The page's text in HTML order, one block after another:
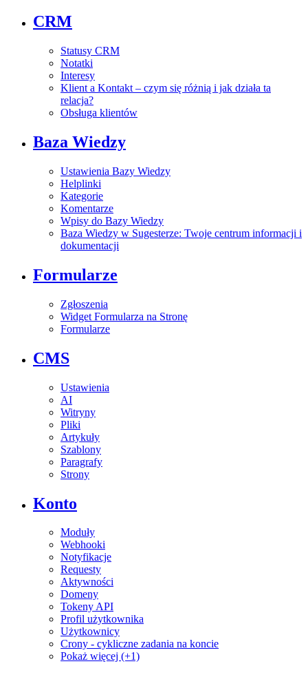
CRM
Statusy CRM
Notatki
Interesy
Klient a Kontakt – czym się różnią i jak działa ta
relacja?
Obsługa klientów
Baza Wiedzy
Ustawienia Bazy Wiedzy
Helplinki
Kategorie
Komentarze
Wpisy do Bazy Wiedzy
Baza Wiedzy w Sugesterze: Twoje centrum informacji i
dokumentacji
Formularze
Zgłoszenia
Widget Formularza na Stronę
Formularze
CMS
Ustawienia
AI
Witryny
Pliki
Artykuły
Szablony
Paragrafy
Strony
Konto
Moduły
Webhooki
Notyfikacje
Requesty
Aktywności
Domeny
Tokeny API
Profil użytkownika
Użytkownicy
Crony - cykliczne zadania na koncie
Pokaż więcej (+1)